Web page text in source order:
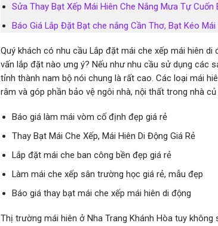
Sửa Thay Bạt Xếp Mái Hiên Che Nắng Mưa Tự Cuốn
Báo Giá Lắp Đặt Bạt che nắng Cần Thơ, Bạt Kéo
Quý khách có nhu cầu Lắp đặt mái che xếp mái hiên
vấn lắp đặt nào ưng ý? Nếu như nhu cầu sử dụng các
tỉnh thành nam bộ nói chung là rất cao. Các loại mái
râm và góp phần bảo vệ ngôi nhà, nội thất trong nhà
Báo giá làm mái vòm cố định đẹp giá rẻ
Thay Bạt Mái Che Xếp, Mái Hiên Di Động Giá Rẻ
Lắp đặt mái che ban công bền đẹp giá rẻ
Làm mái che xếp sân trường học giá rẻ, mẫu đẹp
Báo giá thay bạt mái che xếp mái hiên di động
Thị trường mái hiên ở Nha Trang Khánh Hòa tuy